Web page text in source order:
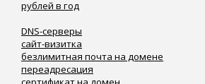
рублей в год
DNS-серверы
сайт-визитка
безлимитная почта на домене
переадресация